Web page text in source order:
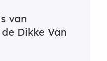
van
Dikke Van